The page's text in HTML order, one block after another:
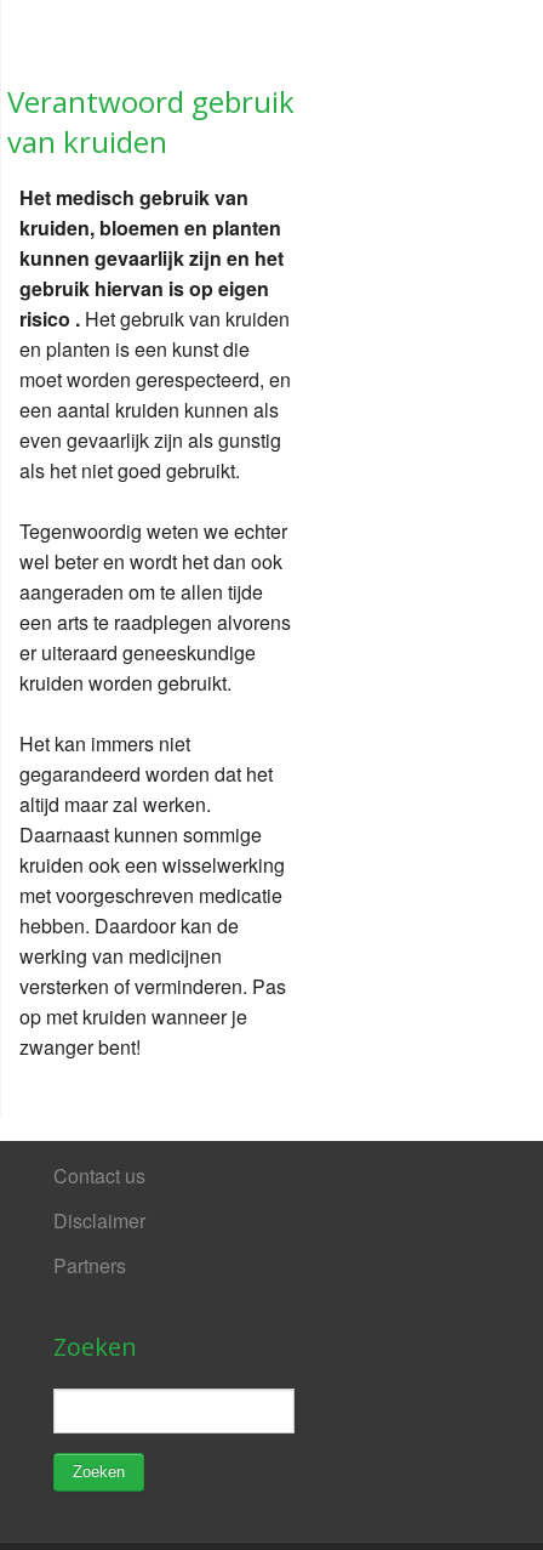
Verantwoord gebruik
van kruiden
Het medisch gebruik van
kruiden, bloemen en planten
kunnen gevaarlijk zijn en het
gebruik hiervan is op eigen
risico . Het gebruik van kruiden
en planten is een kunst die
moet worden gerespecteerd, en
een aantal kruiden kunnen als
even gevaarlijk zijn als gunstig
als het niet goed gebruikt.
Tegenwoordig weten we echter
wel beter en wordt het dan ook
aangeraden om te allen tijde
een arts te raadplegen alvorens
er uiteraard geneeskundige
kruiden worden gebruikt.
Het kan immers niet
gegarandeerd worden dat het
altijd maar zal werken.
Daarnaast kunnen sommige
kruiden ook een wisselwerking
met voorgeschreven medicatie
hebben. Daardoor kan de
werking van medicijnen
versterken of verminderen. Pas
op met kruiden wanneer je
zwanger bent!
Contact us
Disclaimer
Partners
Zoeken